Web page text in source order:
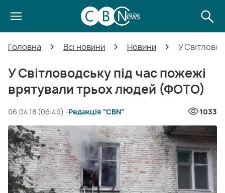
Головна Всі новини Новини У
У Світловодську під час пожежі
врятували трьох людей (ФОТО)
06.04.18 (06:49) -Редакція “CBN” 1033